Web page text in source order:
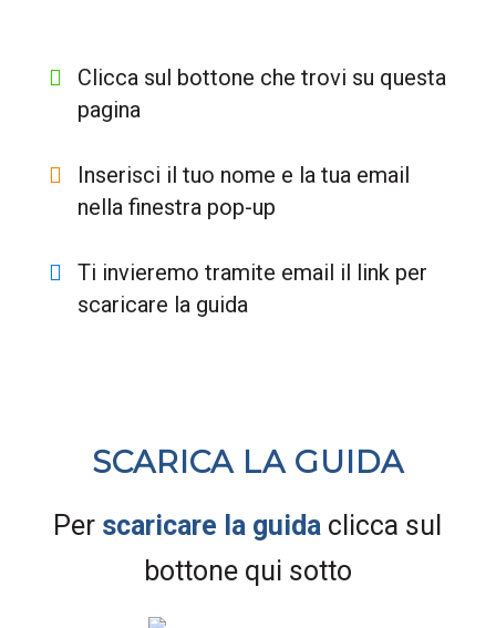
Clicca sul bottone che trovi su questa
pagina
Inserisci il tuo nome e la tua email
nella finestra pop-up
Ti invieremo tramite email il link per
scaricare la guida
SCARICA LA GUIDA
Per scaricare la guida clicca sul
bottone qui sotto